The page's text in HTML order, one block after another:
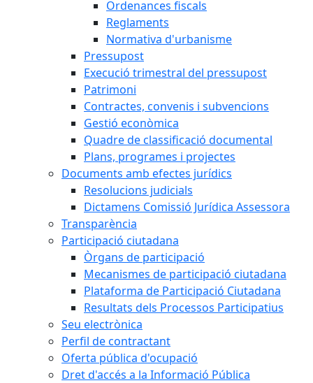
Ordenances fiscals
Reglaments
Normativa d'urbanisme
Pressupost
Execució trimestral del pressupost
Patrimoni
Contractes, convenis i subvencions
Gestió econòmica
Quadre de classificació documental
Plans, programes i projectes
Documents amb efectes jurídics
Resolucions judicials
Dictamens Comissió Jurídica Assessora
Transparència
Participació ciutadana
Òrgans de participació
Mecanismes de participació ciutadana
Plataforma de Participació Ciutadana
Resultats dels Processos Participatius
Seu electrònica
Perfil de contractant
Oferta pública d'ocupació
Dret d'accés a la Informació Pública